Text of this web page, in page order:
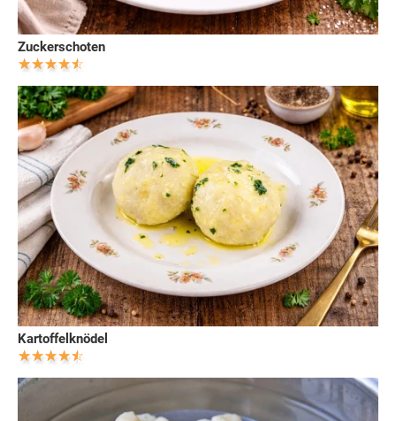
Zuckerschoten
Kartoffelknödel